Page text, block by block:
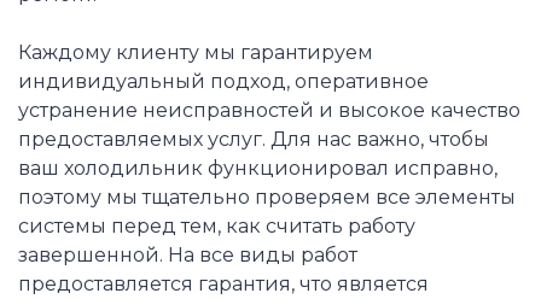
Каждому клиенту мы гарантируем
индивидуальный подход, оперативное
устранение неисправностей и высокое качество
предоставляемых услуг. Для нас важно, чтобы
ваш холодильник функционировал исправно,
поэтому мы тщательно проверяем все элементы
системы перед тем, как считать работу
завершенной. На все виды работ
предоставляется гарантия, что является